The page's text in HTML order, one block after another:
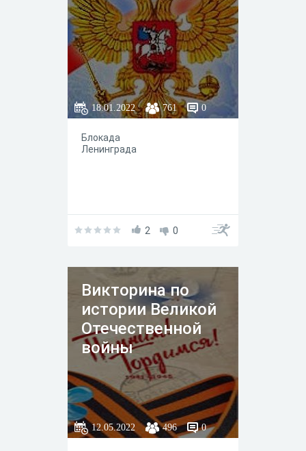
18.01.2022 761 0
Блокада
Ленинграда
2 0
Викторина по
истории Великой
Отечественной
войны
12.05.2022 496 0